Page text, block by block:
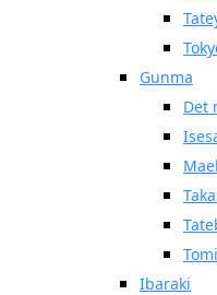
Gunma
Det
Ibaraki